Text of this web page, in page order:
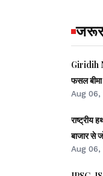
Giridih
फसल
रवाना
Aug 06,
राष्ट्रीय
बाजार से
Aug 06,